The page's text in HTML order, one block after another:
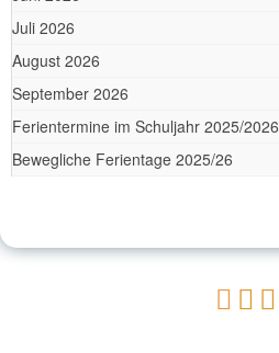
Juli 2026
August 2026
September 2026
Ferientermine im Schuljahr 2025/2026
Bewegliche Ferientage 2025/26